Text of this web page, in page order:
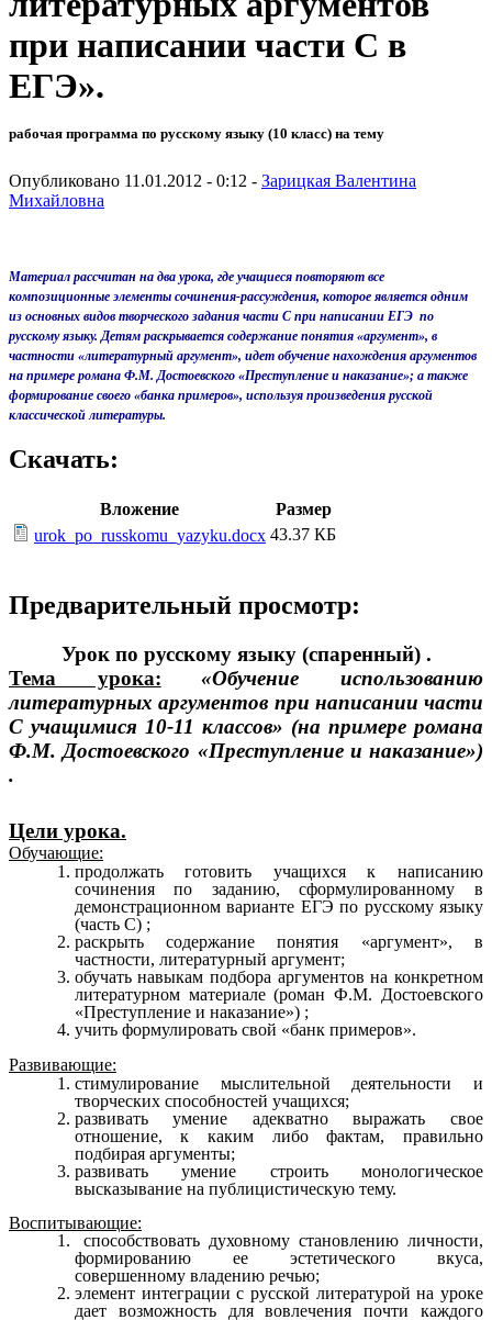
при написании части С в
ЕГЭ».
рабочая программа по русскому языку (10 класс) на тему
Опубликовано 11.01.2012 - 0:12 - Зарицкая Валентина
Михайловна
Материал рассчитан на два урока, где учащиеся повторяют все
композиционные элементы сочинения-рассуждения, которое является одним
из основных видов творческого задания части С при написании ЕГЭ по
русскому языку. Детям раскрывается содержание понятия «аргумент», в
частности «литературный аргумент», идет обучение нахождения аргументов
на примере романа Ф.М. Достоевского «Преступление и наказание»; а также
формирование своего «банка примеров», используя произведения русской
классической литературы.
Скачать:
Вложение
Размер
urok_po_russkomu_yazyku.docx 43.37 КБ
Предварительный просмотр:
Урок по русскому языку (спаренный) .
Тема урока:
«Обучение использованию
литературных аргументов при написании части
С учащимися 10-11 классов» (на примере романа
Ф.М. Достоевского «Преступление и наказание»)
.
Цели урока.
Обучающие:
продолжать готовить учащихся к написанию
сочинения по заданию, сформулированному в
демонстрационном варианте ЕГЭ по русскому языку
(часть С) ;
раскрыть содержание понятия «аргумент», в
частности, литературный аргумент;
обучать навыкам подбора аргументов на конкретном
литературном материале (роман Ф.М. Достоевского
«Преступление и наказание») ;
учить формулировать свой «банк примеров».
Развивающие:
стимулирование мыслительной деятельности и
творческих способностей учащихся;
развивать умение адекватно выражать свое
отношение, к каким либо фактам, правильно
подбирая аргументы;
развивать умение строить монологическое
высказывание на публицистическую тему.
Воспитывающие:
способствовать духовному становлению личности,
формированию ее эстетического вкуса,
совершенному владению речью;
элемент интеграции с русской литературой на уроке
дает возможность для вовлечения почти каждого